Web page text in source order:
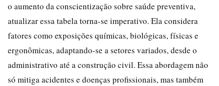
o aumento da conscientização sobre saúde preventiva,
atualizar essa tabela torna-se imperativo. Ela considera
fatores como exposições químicas, biológicas, físicas e
ergonômicas, adaptando-se a setores variados, desde o
administrativo até a construção civil. Essa abordagem não
só mitiga acidentes e doenças profissionais, mas também